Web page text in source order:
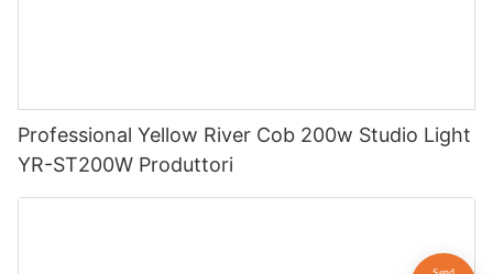
Professional Yellow River Cob 200w Studio Light
YR-ST200W Produttori